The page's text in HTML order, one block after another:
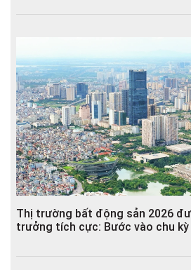
Thị trường bất động sản 2026
trưởng tích cực: Bước vào chu